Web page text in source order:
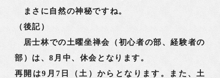
まさに自然の神秘ですね。
（後記）
居士林での土曜坐禅会（初心者の部、経験者の
部）は、8月中、休会となります。
再開は9月7日（土）からとなります。また、土